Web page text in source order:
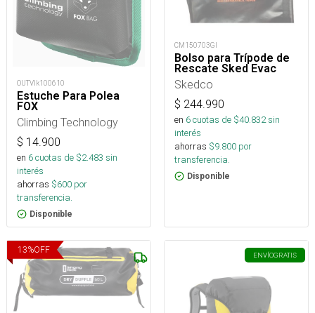
OUTVlk100610
Estuche Para Polea
FOX
Climbing Technology
$ 14.900
en 6cuotas de $2.483 sin
interés
ahorras $600 por
transferencia.
Disponible
CM150703GI
Bolso para Trípode de
Rescate Sked Evac
Skedco
$ 244.990
en 6cuotas de $40.832sin
interés
ahorras $9.800 por
transferencia.
Disponible
13%OFF
ENVÍOGRATIS